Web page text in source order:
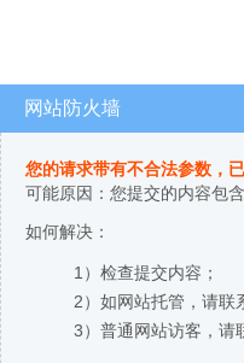
网站防火墙
您的请求带有不合法参数，
可能原因：您提交的内容包
如何解决：
1）检查提交内容；
2）如网站托管，请联
3）普通网站访客，请